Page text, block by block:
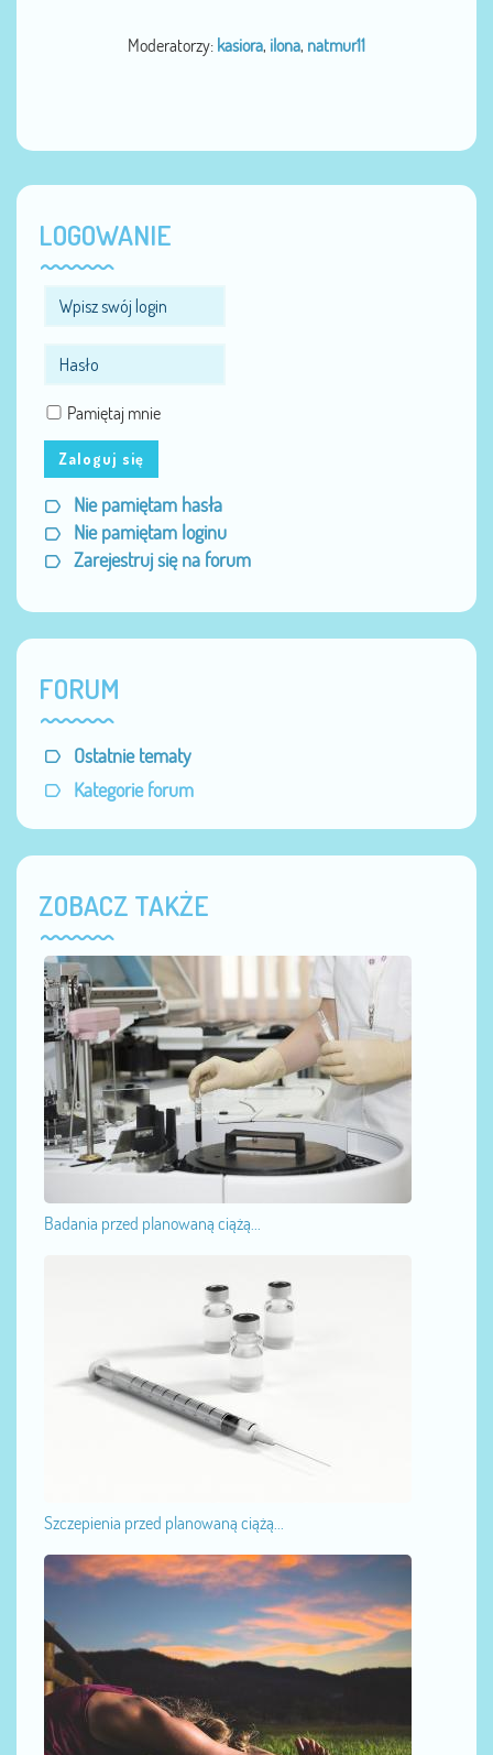
Moderatorzy: kasiora, ilona, natmur11
LOGOWANIE
Pamiętaj mnie
Zaloguj się
Nie pamiętam hasła
Nie pamiętam loginu
Zarejestruj się na forum
FORUM
Ostatnie tematy
Kategorie forum
ZOBACZ TAKŻE
Badania przed planowaną ciążą...
Szczepienia przed planowaną ciążą...